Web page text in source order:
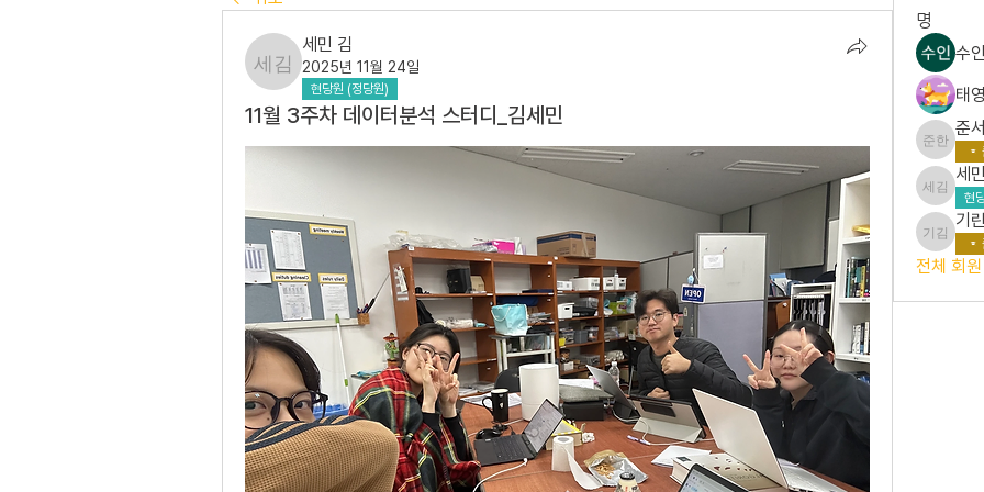
세민 김
세민 김
2025년 11월 24일
현당원 (정당원)
11월 3주차 데이터분석 스터디_김세민
명
수
태
준서 한
준
세민 김
세
현
기린 김
기
전체 회